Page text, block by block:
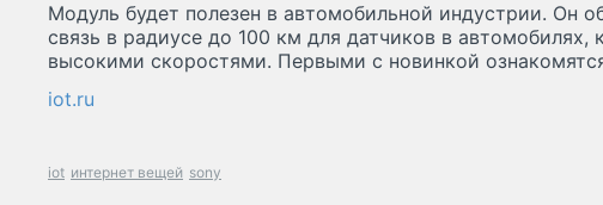
Модуль будет полезен в автомобильной индустрии. Он
связь в радиусе до 100 км для датчиков в автомобилях,
высокими скоростями. Первыми с новинкой
iot.ru
iot интернет вещей sony